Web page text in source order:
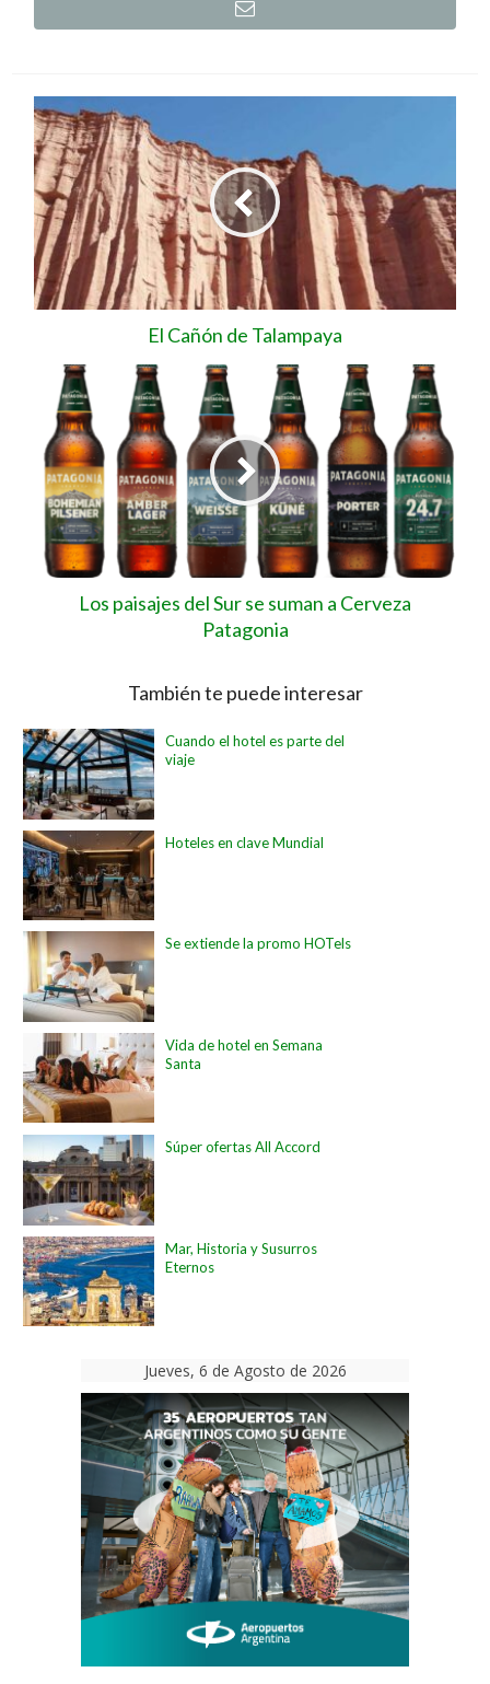
El Cañón de Talampaya
Los paisajes del Sur se suman a Cerveza
Patagonia
También te puede interesar
Cuando el hotel es parte del
viaje
Hoteles en clave Mundial
Se extiende la promo HOTels
Vida de hotel en Semana
Santa
Súper ofertas All Accord
Mar, Historia y Susurros
Eternos
Jueves, 6 de Agosto de 2026